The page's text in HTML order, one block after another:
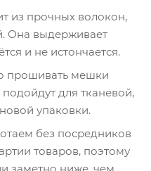
из прочных волокон,
Она выдерживает
и не истончается.
прошивать мешки
для тканевой,
упаковки.
без посредников
товаров, поэтому